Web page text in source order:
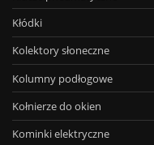
Kłódki
Kolektory słoneczne
Kolumny podłogowe
Kołnierze do okien
Kominki elektryczne